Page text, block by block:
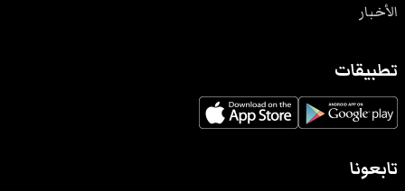
الأخبار
تطبيقات
تابعونا